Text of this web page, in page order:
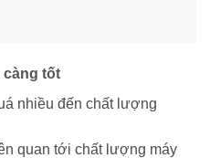
càng tốt
nhiều đến chất lượng
quan tới chất lượng máy